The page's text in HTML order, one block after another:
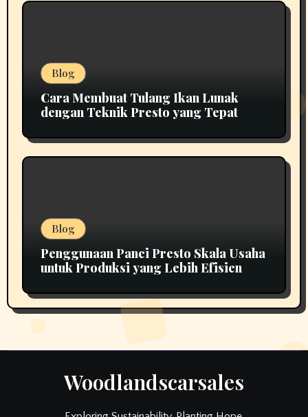
Blog
Cara Membuat Tulang Ikan Lunak
dengan Teknik Presto yang Tepat
Blog
Penggunaan Panci Presto Skala Usaha
untuk Produksi yang Lebih Efisien
Woodlandscarsales